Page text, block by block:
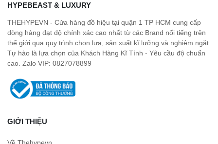
HYPEBEAST & LUXURY
THEHYPEVN - Cửa hàng đồ hiệu tại quận 1 TP HCM cung cấp
dòng hàng đạt độ chính xác cao nhất từ các Brand nổi tiếng trên
thế giới qua quy trình chọn lựa, sản xuất kĩ lưỡng và nghiêm ngặt.
Tự hào là lựa chọn của Khách Hàng Kĩ Tính - Yêu cầu độ chuẩn
cao. Zalo VIP: 0827078899
GIỚI THIỆU